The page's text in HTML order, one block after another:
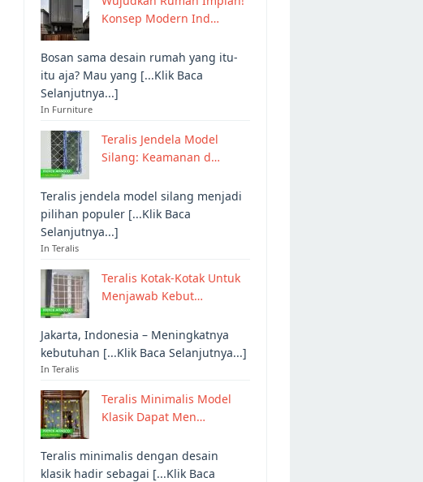
Konsep Modern Ind…
Bosan sama desain rumah yang itu-
itu aja? Mau yang [...Klik Baca
Selanjutnya...]
In Furniture
Teralis Jendela Model
Silang: Keamanan d…
Teralis jendela model silang menjadi
pilihan populer [...Klik Baca
Selanjutnya...]
In Teralis
Teralis Kotak-Kotak Untuk
Menjawab Kebut…
Jakarta, Indonesia – Meningkatnya
kebutuhan [...Klik Baca Selanjutnya...]
In Teralis
Teralis Minimalis Model
Klasik Dapat Men…
Teralis minimalis dengan desain
klasik hadir sebagai [...Klik Baca